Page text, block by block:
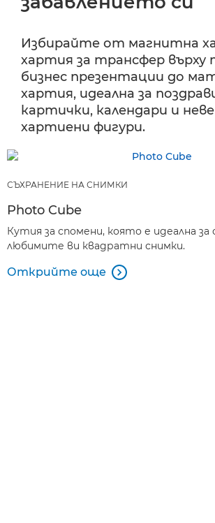
Избирайте от магнитна
хартия за трансфер върху
бизнес презентации до
хартия, идеална за
картички, календари и
хартиени фигури.
СЪХРАНЕНИЕ НА СНИМКИ
Photo Cube
Кутия за спомени, която е идеална за
любимите ви квадратни снимки.
Открийте още 